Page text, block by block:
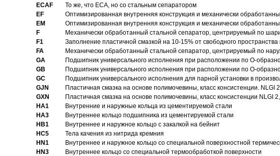
ECAF
То же, что ECA, но со стальным сепаратором
EF
Оптимизированная внутренняя конструкция и механически
EM
Оптимизированная внутренняя конструкция и механически
F
Механически обработанный стальной сепаратор, центрируемый по
F1
Заполнение пластичной смазкой на 10-15% от свободного
FA
Механически обработанный стальной сепаратор, центрируемый по
GA
Подшипник универсального исполнения при расположении по О-
GB
Подшипник универсального исполнения при расположении по О-
GC
Подшипник универсального исполнения для парной установки в
GJN
Пластичная смазка на основе полимочевины, класс консистенции.
GXN
Пластичная смазка на основе полимочевины, класс консистенции NLGI
HA1
Внутренние и наружные кольца из цементируемой стали
HA3
Bнутреннее кольцо подшипника из цементируемой стали
HB1
Bнутреннее и наружное кольцо с закалкой на бейнит
HC5
Тела качения из нитрида кремния
HN1
Bнутреннее и наружное кольцо со специальной поверхностной
HN3
Внутреннее кольцо со специальной термообработкой поверхности